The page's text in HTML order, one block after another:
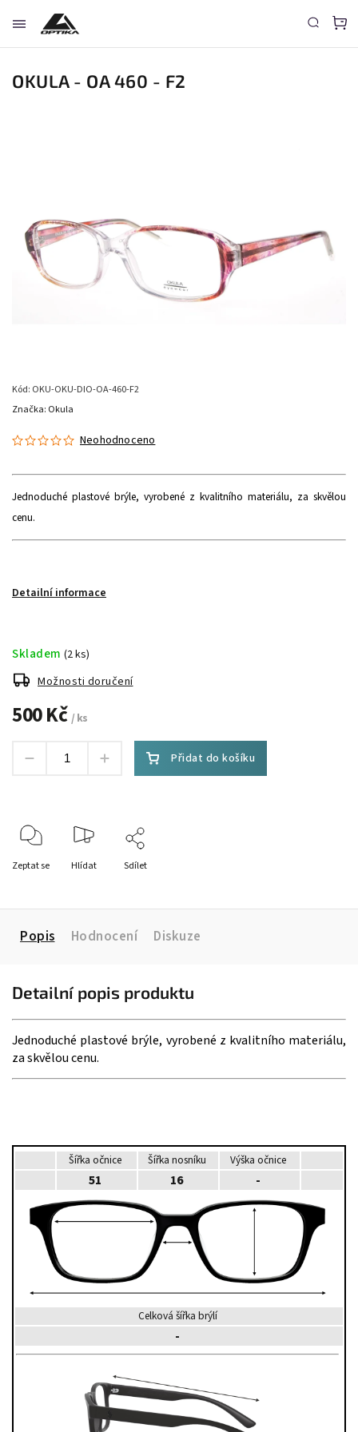
OKULA - OA 460 - F2
Kód: OKU-OKU-DIO-OA-460-F2
Neohodnoceno
Jednoduché plastové brýle, vyrobené z kvalitního materiálu, za skvělou
cenu.
Detailní informace
Značka: Okula
500 Kč / ks
Skladem (2 ks)
Možnosti doručení
Přidat do košíku
Zeptat se Hlídat Sdílet
Popis Hodnocení Diskuze
Detailní popis produktu
Jednoduché plastové brýle, vyrobené z kvalitního materiálu,
za skvělou cenu.
Šířka očnice Šířka nosníku Výška očnice
51 16 -
Celková šířka brýlí
-